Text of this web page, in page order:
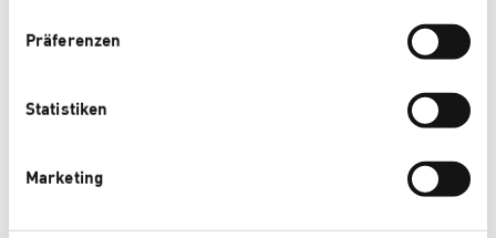
Präferenzen
Statistiken
Marketing
CONTACT US